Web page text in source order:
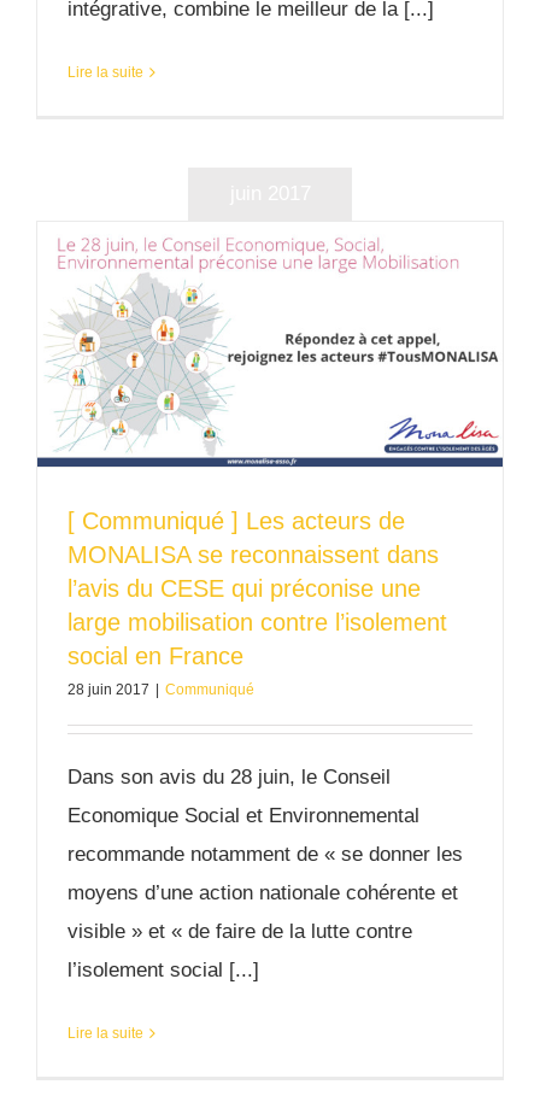
intégrative, combine le meilleur de la [...]
Lire la suite
[ Communiqué ] Les acteurs de
MONALISA se reconnaissent dans
l’avis du CESE qui préconise une
large mobilisation contre l’isolement
social en France
28 juin 2017 | Communiqué
Dans son avis du 28 juin, le Conseil
Economique Social et Environnemental
recommande notamment de « se donner les
moyens d’une action nationale cohérente et
visible » et « de faire de la lutte contre
l’isolement social [...]
Lire la suite